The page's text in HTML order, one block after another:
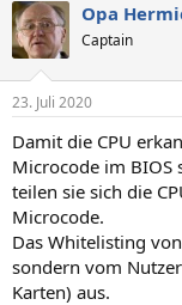
k
t
i
e
:
Opa
Captain
23. Juli 2020
Damit die CPU
Microcode im BIOS
teilen sie sich die
Microcode.
Das Whitelisting
sondern vom
Karten) aus.